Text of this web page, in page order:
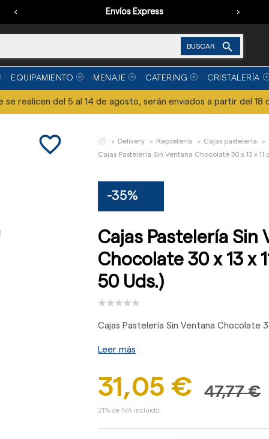
Envíos Express
‹ ›
BUSCAR 
EQUIPAMIENTO MENAJE CATERING CRISTALERÍA
se realicen del 5 al 14 de agosto, serán enviados a partir del
favorite_border Delivery Repostería
Cajas pastelería
Cajas Pastelería Sin Ventana Chocolate 30 x 13 x 11
-35%
Cajas Pastelería Sin
Chocolate 30 x 13 x
50 Uds.)
Cajas Pastelería Sin Ventana Chocolate
Leer más
31,05 € 47,77 €
21% de IVA incluido.